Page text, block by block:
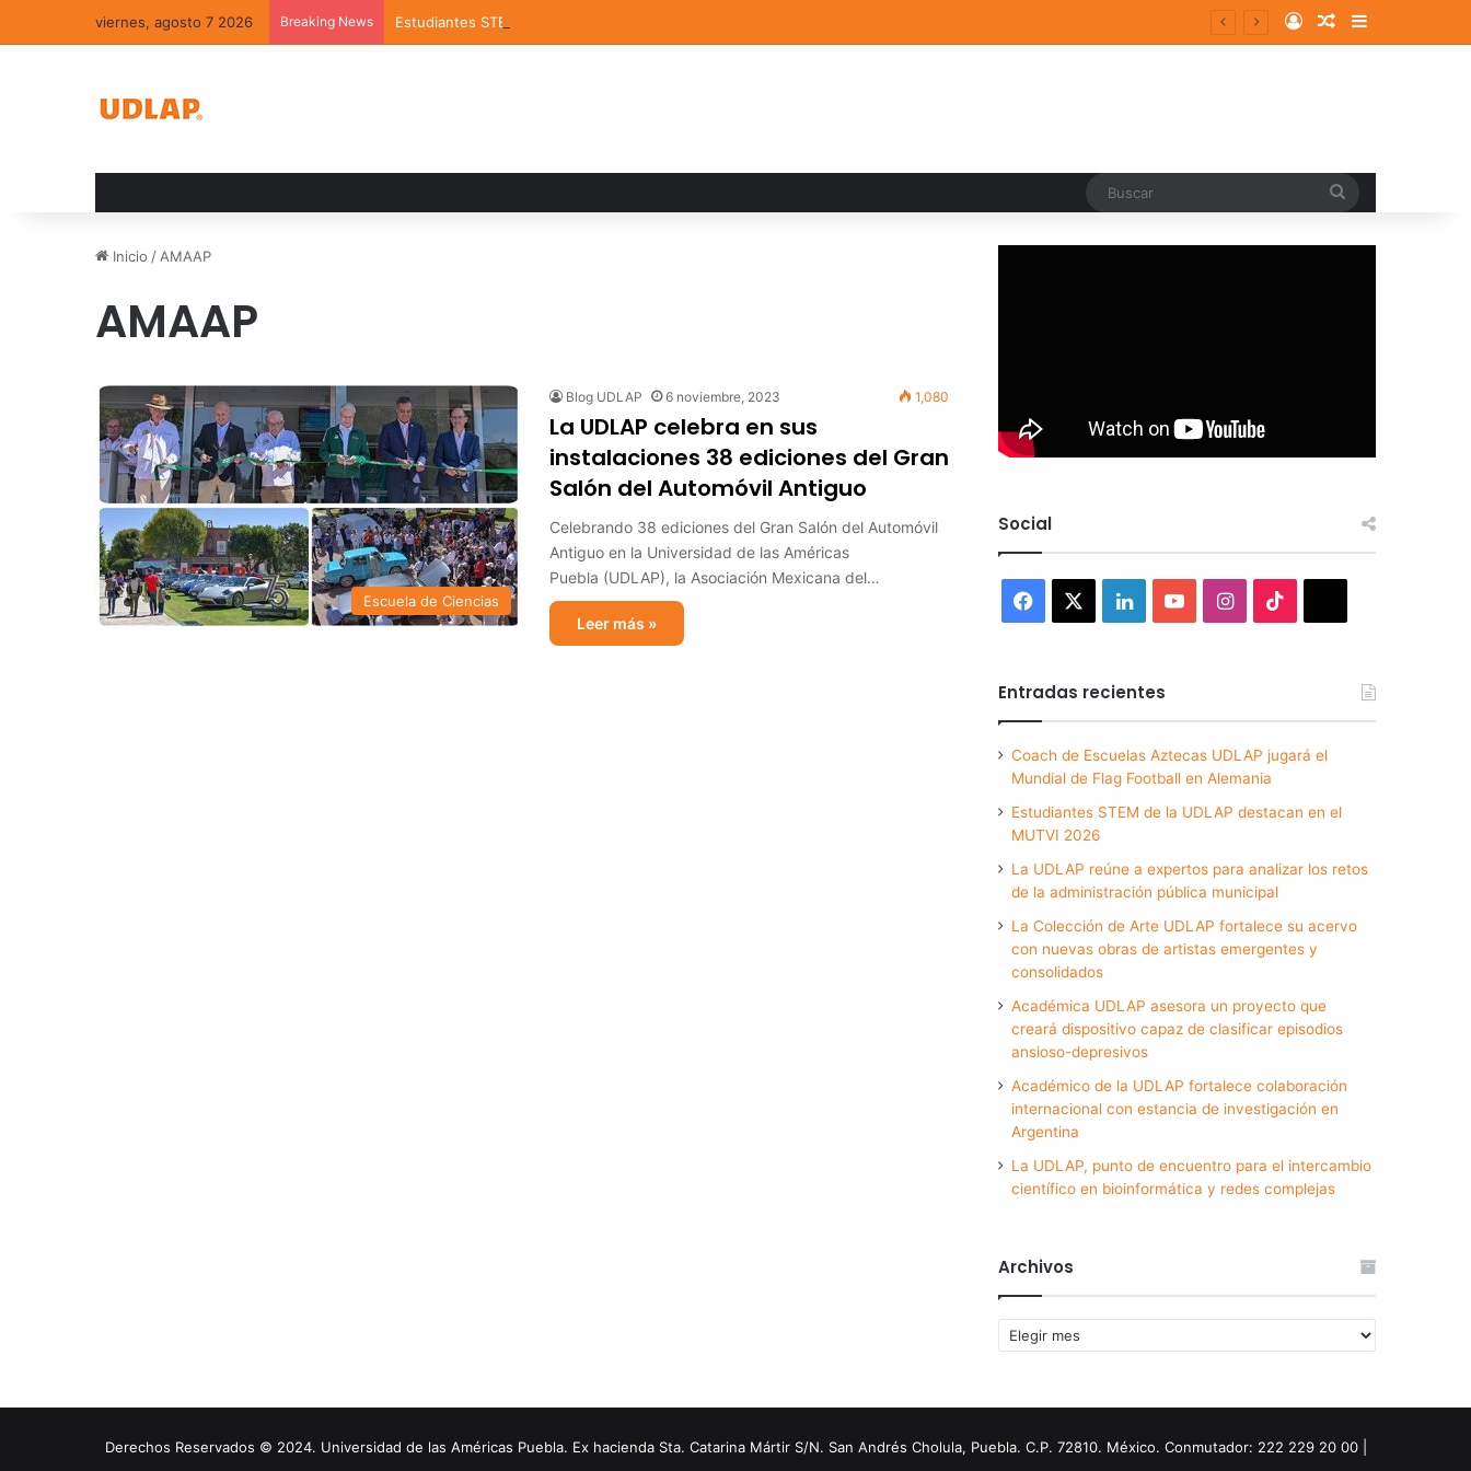
viernes, agosto 7 2026 Breaking News Estudiantes STEM de la UDLAP destacan en el MUTVI 2026 Log InRandom Article
Sidebar
Inicio / AMAAP
AMAAP
Escuela de Ciencias
Blog UDLAP 6 noviembre, 2023 1,080
La UDLAP celebra en sus
instalaciones 38 ediciones del Gran
Salón del Automóvil Antiguo
Celebrando 38 ediciones del Gran Salón del Automóvil
Antiguo en la Universidad de las Américas
Puebla (UDLAP), la Asociación Mexicana del…
Leer más »
Social
Facebook LinkedInYouTubeInstagram
Entradas recientes
Coach de Escuelas Aztecas UDLAP jugará el
Mundial de Flag Football en Alemania
Estudiantes STEM de la UDLAP destacan en el
MUTVI 2026
La UDLAP reúne a expertos para analizar los retos
de la administración pública municipal
La Colección de Arte UDLAP fortalece su acervo
con nuevas obras de artistas emergentes y
consolidados
Académica UDLAP asesora un proyecto que
creará dispositivo capaz de clasificar episodios
ansioso-depresivos
Académico de la UDLAP fortalece colaboración
internacional con estancia de investigación en
Argentina
La UDLAP, punto de encuentro para el intercambio
científico en bioinformática y redes complejas
Archivos
Archivos
Derechos Reservados © 2024. Universidad de las Américas Puebla. Ex hacienda Sta. Catarina Mártir S/N. San Andrés Cholula, Puebla. C.P. 72810. México. Conmutador: 222 229 20 00 |